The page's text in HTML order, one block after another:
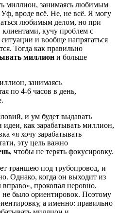
миллион, занимаясь любимым
Уф, вроде всё. Не, не всё. Я могу
любимым делом, но при
кучу проблем с
и вообще напрягаться
Тогда как правильно
миллион и больше
занимаясь
по 4-6 часов в день,
и ум будет выдавать
как зарабатывать миллион,
«я хочу зарабатывать
эту цель важно
, чтобы не терять фокусировку.
траншею под трубопровод, и
Однако, когда он выходит из
прокопал неровно.
было ориентировок. Поэтому
а именно: правильно